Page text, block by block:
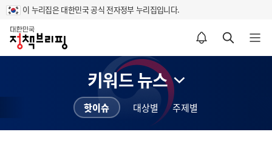
이 누리집은 대한민국 공식 전자정부 누리집입니다.
홈
알림설정 바로가기 검색 바로가기 메뉴 열기
키워드 뉴스
핫이슈 대상별 주제별